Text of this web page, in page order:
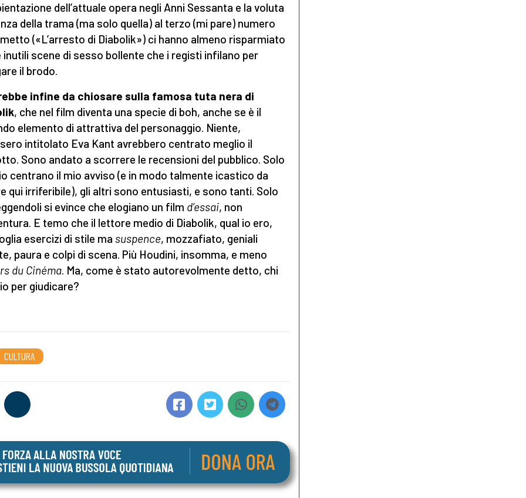
dell’attuale opera negli Anni Sessanta e la voluta
della trama (ma solo quella) al terzo (mi pare) numero
(«L’arresto di Diabolik») ci hanno almeno risparmiato
inutili scene di sesso bollente che i registi infilano per
il brodo.
infine da chiosare sulla famosa tuta nera di
, che nel film diventa una specie di boh, anche se è il
elemento di attrattiva del personaggio. Niente,
intitolato Eva Kant avrebbero centrato meglio il
Sono andato a scorrere le recensioni del pubblico. Solo
centrano il mio avviso (e in modo talmente icastico da
qui irriferibile), gli altri sono entusiasti, e sono tanti. Solo
si evince che elogiano un film d’essai, non
E temo che il lettore medio di Diabolik, qual io ero,
esercizi di stile ma suspence, mozzafiato, geniali
paura e colpi di scena. Più Houdini, insomma, e meno
du Cinéma. Ma, come è stato autorevolmente detto, chi
per giudicare?
CULTURA